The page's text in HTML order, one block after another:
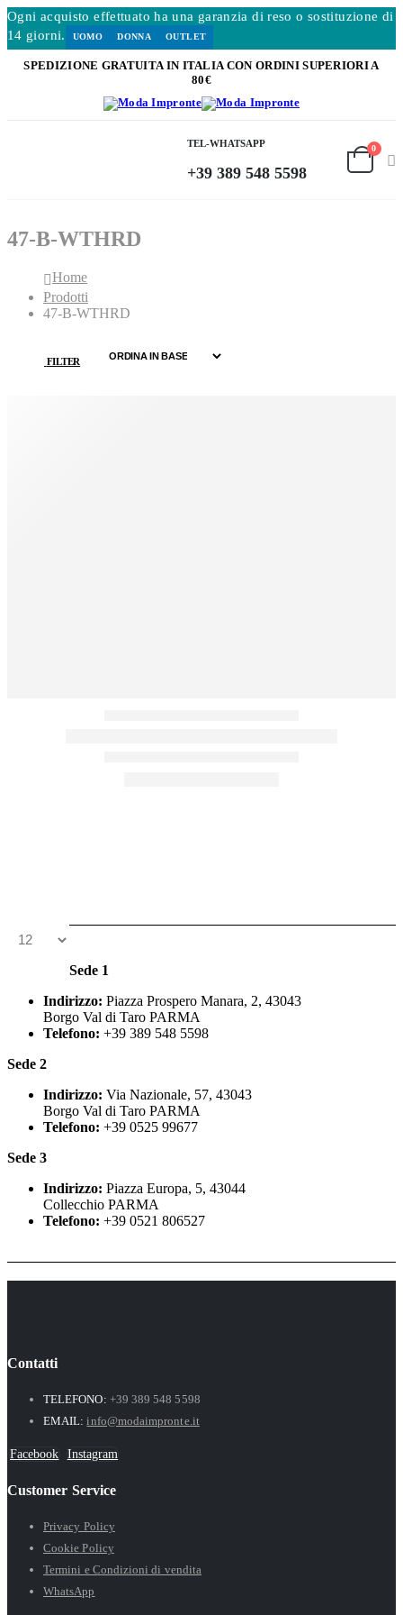
Ogni acquisto effettuato ha una garanzia di reso o sostituzione di
14 giorni.
UOMO DONNA OUTLET
SPEDIZIONE GRATUITA IN ITALIA CON ORDINI SUPERIORI A
80€
TEL-WHATSAPP
+39 389 548 5598
0
47-B-WTHRD
Home
Prodotti
47-B-WTHRD
FILTER
Sede 1
Indirizzo: Piazza Prospero Manara, 2, 43043
Borgo Val di Taro PARMA
Telefono: +39 389 548 5598
Sede 2
Indirizzo: Via Nazionale, 57, 43043
Borgo Val di Taro PARMA
Telefono: +39 0525 99677
Sede 3
Indirizzo: Piazza Europa, 5, 43044
Collecchio PARMA
Telefono: +39 0521 806527
Contatti
TELEFONO: +39 389 548 5598
EMAIL: info@modaimpronte.it
Facebook Instagram
Customer Service
Privacy Policy
Cookie Policy
Termini e Condizioni di vendita
WhatsApp